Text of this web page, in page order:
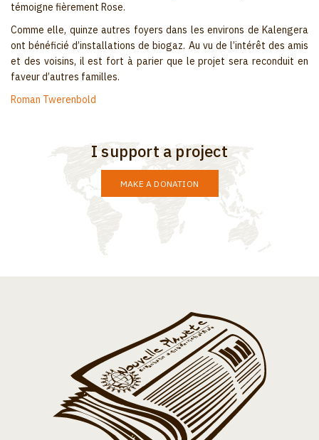
témoigne fièrement Rose.
Comme elle, quinze autres foyers dans les environs de Kalengera
ont bénéficié d’installations de biogaz. Au vu de l’intérêt des amis
et des voisins, il est fort à parier que le projet sera reconduit en
faveur d’autres familles.
Roman Twerenbold
I support a project
MAKE A DONATION